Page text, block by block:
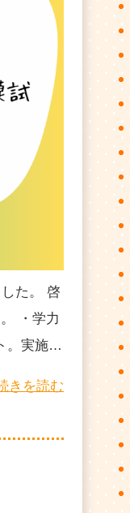
た。 啓
・学力
。実施…
きを読む